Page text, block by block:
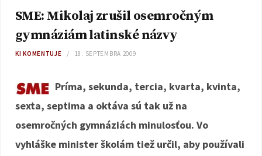
e
SME: Mikolaj zrušil osemročným
gymnáziám latinské názvy
KI KOMENTUJE 18. SEPTEMBRA 2009
Príma, sekunda, tercia, kvarta, kvinta,
sexta, septima a oktáva sú tak už na
osemročných gymnáziách minulosťou. Vo
vyhláške minister školám tiež určil, aby používali